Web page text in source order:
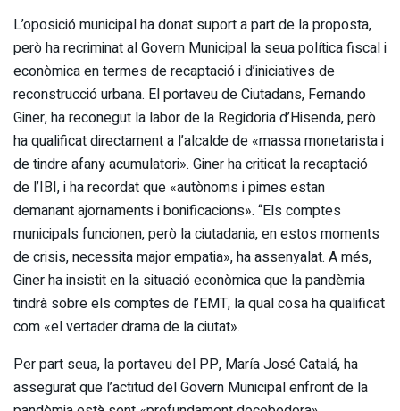
L’oposició municipal ha donat suport a part de la proposta,
però ha recriminat al Govern Municipal la seua política fiscal i
econòmica en termes de recaptació i d’iniciatives de
reconstrucció urbana. El portaveu de Ciutadans, Fernando
Giner, ha reconegut la labor de la Regidoria d’Hisenda, però
ha qualificat directament a l’alcalde de «massa monetarista i
de tindre afany acumulatori». Giner ha criticat la recaptació
de l’IBI, i ha recordat que «autònoms i pimes estan
demanant ajornaments i bonificacions». “Els comptes
municipals funcionen, però la ciutadania, en estos moments
de crisis, necessita major empatia», ha assenyalat. A més,
Giner ha insistit en la situació econòmica que la pandèmia
tindrà sobre els comptes de l’EMT, la qual cosa ha qualificat
com «el vertader drama de la ciutat».
Per part seua, la portaveu del PP, María José Catalá, ha
assegurat que l’actitud del Govern Municipal enfront de la